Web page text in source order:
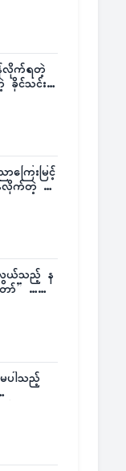
လိုက်ရတဲ့
ခိုင်သင်း
ြေးမြင့်
လိုက်တဲ့ သ
လွယ်သည့် န
ော်” ……
ပါသည့်